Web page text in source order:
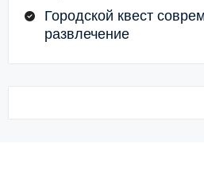
Городской квест
развлечение